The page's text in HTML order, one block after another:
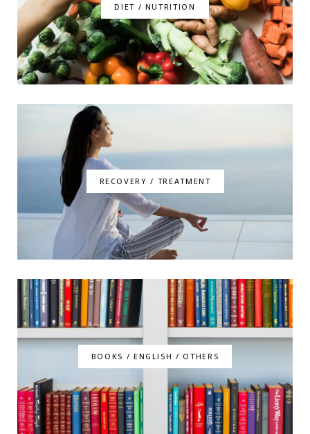
DIET / NUTRITION
RECOVERY / TREATMENT
BOOKS / ENGLISH / OTHERS